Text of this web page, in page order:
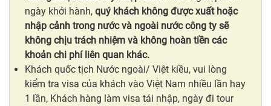
ngày khởi hành, quý khách không được xuất hoặc
nhập cảnh trong nước và ngoài nước công ty sẽ
không chịu trách nhiệm và không hoàn tiền các
khoản chi phí liên quan khác.
Khách quốc tịch Nước ngoài/ Việt kiều, vui lòng
kiểm tra visa của khách vào Việt Nam nhiều lần hay
1 lần, Khách hàng làm visa tái nhập, ngày đi tour